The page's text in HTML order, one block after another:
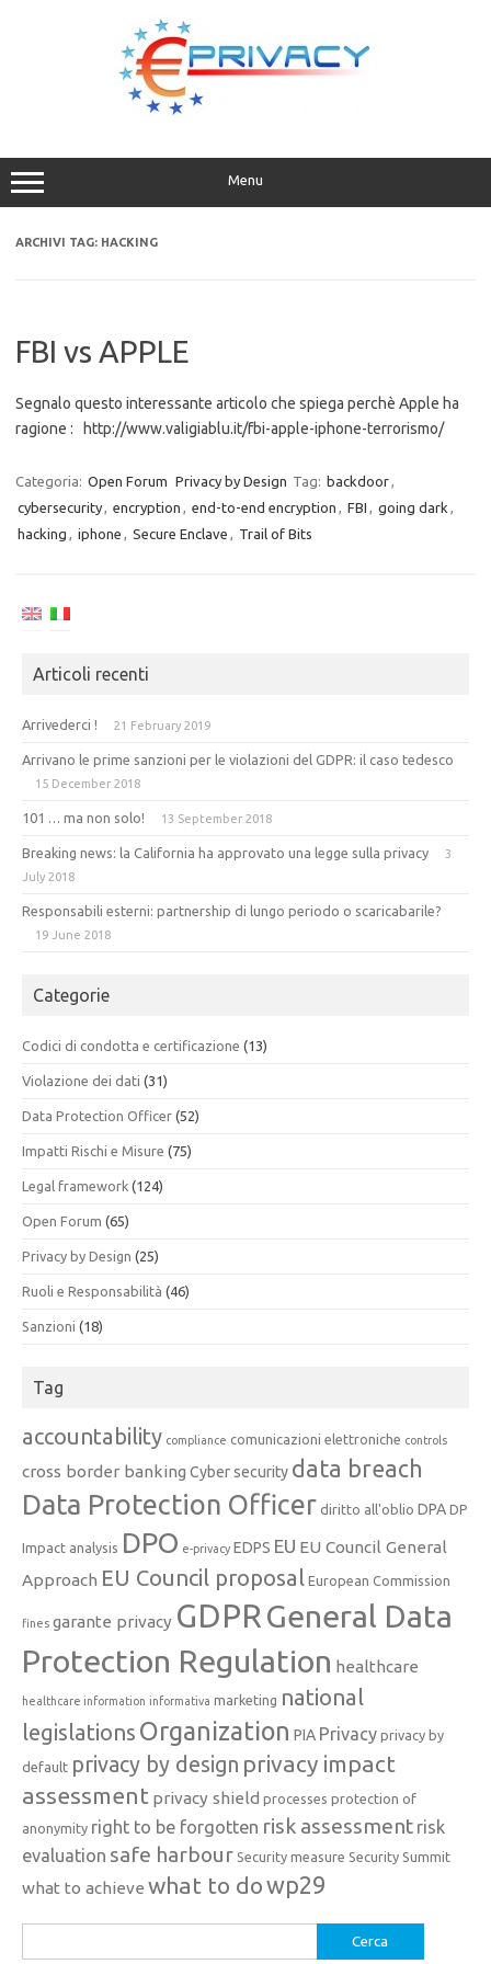
Menu
ARCHIVI TAG: HACKING
FBI vs APPLE
Segnalo questo interessante articolo che spiega perchè Apple ha
ragione : http://www.valigiablu.it/fbi-apple-iphone-terrorismo/
Categoria: Open Forum Privacy by Design Tag: backdoor,
cybersecurity, encryption , end-to-end encryption , FBI , going dark ,
hacking , iphone , Secure Enclave , Trail of Bits
Articoli recenti
Arrivederci ! 21 February 2019
Arrivano le prime sanzioni per le violazioni del GDPR: il caso tedesco
15 December 2018
101 … ma non solo! 13 September 2018
Breaking news: la California ha approvato una legge sulla privacy
3
July 2018
Responsabili esterni: partnership di lungo periodo o scaricabarile?
19 June 2018
Categorie
Codici di condotta e certificazione (13)
Violazione dei dati (31)
Data Protection Officer (52)
Impatti Rischi e Misure (75)
Legal framework (124)
Open Forum (65)
Privacy by Design (25)
Ruoli e Responsabilità (46)
Sanzioni (18)
Tag
accountability compliance comunicazioni elettroniche controls
cross border banking Cyber security data breach
Data Protection Officer diritto all'oblio DPA DP
Impact analysis DPO e-privacy EDPS EU EU Council General
Approach EU Council proposal European Commission
fines garante privacy GDPRGeneral Data
Protection Regulation healthcare
healthcare information informativa marketing national
legislations Organization PIA Privacy privacy by
default privacy by design privacy impact
assessment privacy shield processes protection of
anonymity right to be forgotten risk assessment risk
evaluation safe harbour Security measure Security Summit
what to achieve what to dowp29